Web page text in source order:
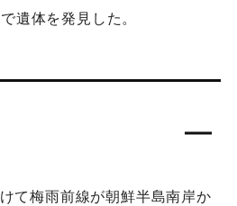
遺体を発見した。
て梅雨前線が朝鮮半島南岸か